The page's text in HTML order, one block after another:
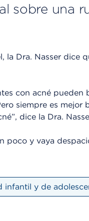
sobre una
la Dra. Nasser dice
con acné
siempre es mejor
dice la Dra.
poco y vaya
infantil y de